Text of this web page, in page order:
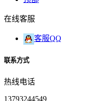
在线客服
客服QQ
联系方式
热线电话
13793244549